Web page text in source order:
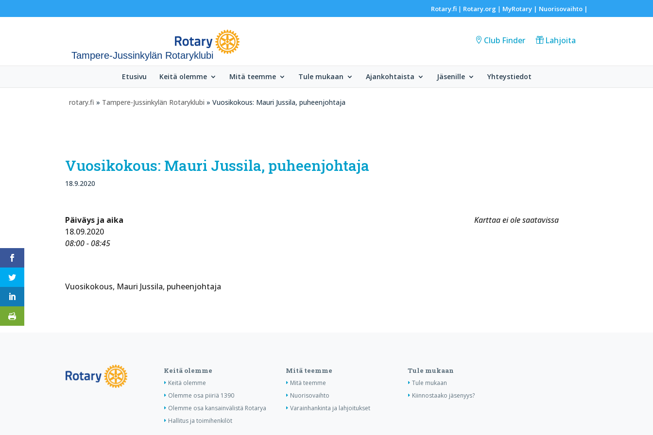
Rotary.fi| Rotary.org | MyRotary | Nuorisovaihto|
Tampere-Jussinkylän Rotaryklubi
Club Finder Lahjoita
Etusivu Keitä olemme Mitä teemme Tule mukaan Ajankohtaista Jäsenille Yhteystiedot
rotary.fi » Tampere-Jussinkylän Rotaryklubi » Vuosikokous: Mauri Jussila, puheenjohtaja
Vuosikokous: Mauri Jussila, puheenjohtaja
18.9.2020
Karttaa ei ole saatavissa
Päiväys ja aika
18.09.2020
08:00 - 08:45
Vuosikokous, Mauri Jussila, puheenjohtaja
Keitä olemme
Keitä olemme
Olemme osa piiriä 1390
Olemme osa kansainvälistä Rotarya
Hallitus ja toimihenkilöt
Mitä teemme
Mitä teemme
Nuorisovaihto
Varainhankinta ja lahjoitukset
Tule mukaan
Tule mukaan
Kiinnostaako jäsenyys?